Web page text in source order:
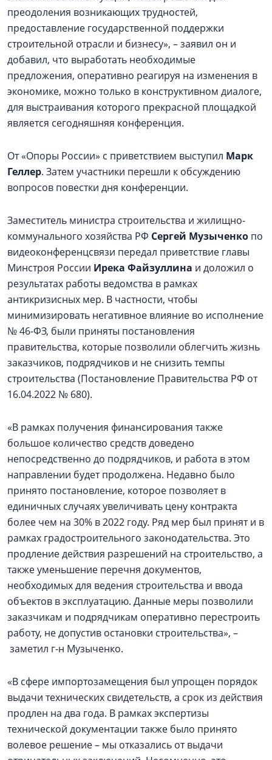
преодоления возникающих трудностей,
предоставление государственной поддержки
строительной отрасли и бизнесу», – заявил он и
добавил, что выработать необходимые
предложения, оперативно реагируя на изменения в
экономике, можно только в конструктивном диалоге,
для выстраивания которого прекрасной площадкой
является сегодняшняя конференция.
От «Опоры России» с приветствием выступил Марк
Геллер. Затем участники перешли к обсуждению
вопросов повестки дня конференции.
Заместитель министра строительства и жилищно-
коммунального хозяйства РФ Сергей Музыченко по
видеоконференцсвязи передал приветствие главы
Минстроя России Ирека Файзуллина и доложил о
результатах работы ведомства в рамках
антикризисных мер. В частности, чтобы
минимизировать негативное влияние во исполнение
№ 46-ФЗ, были приняты постановления
правительства, которые позволили облегчить жизнь
заказчиков, подрядчиков и не снизить темпы
строительства (Постановление Правительства РФ от
16.04.2022 № 680).
«В рамках получения финансирования также
большое количество средств доведено
непосредственно до подрядчиков, и работа в этом
направлении будет продолжена. Недавно было
принято постановление, которое позволяет в
единичных случаях увеличивать цену контракта
более чем на 30% в 2022 году. Ряд мер был принят и в
рамках градостроительного законодательства. Это
продление действия разрешений на строительство, а
также уменьшение перечня документов,
необходимых для ведения строительства и ввода
объектов в эксплуатацию. Данные меры позволили
заказчикам и подрядчикам оперативно перестроить
работу, не допустив остановки строительства», –
заметил г-н Музыченко.
«В сфере импортозамещения был упрощен порядок
выдачи технических свидетельств, а срок из действия
продлен на два года. В рамках экспертизы
технической документации также было принято
волевое решение – мы отказались от выдачи